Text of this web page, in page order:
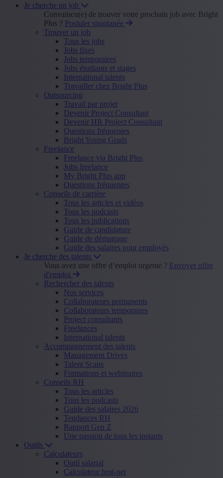
Je cherche un job
Convaincu(e) de trouver votre prochain job avec Bright
Plus ? Postuler spontanée
Trouver un job
Tous les jobs
Jobs fixes
Jobs temporaires
Jobs étudiants et stages
International talents
Travailler chez Bright Plus
Outsourcing
Travail par projet
Devenir Project Consultant
Devenir HR Project Consultant
Questions fréquentes
Bright Young Grads
Freelance
Freelance via Bright Plus
Jobs freelance
My Bright Plus app
Questions fréquentes
Conseils de carrière
Tous les articles et vidéos
Tous les podcasts
Tous les publications
Guide de candidature
Guide de démarrage
Guide des salaires pour employés
Je cherche des talents
Vous avez une offre d’emploi urgente ? Envoyer offre
d'emploi
Rechercher des talents
Nos services
Collaborateurs permanents
Collaborateurs temporaires
Project consultants
Freelances
International talents
Accompagnement des talents
Management Drives
Talent Scans
Formations et webinaires
Conseils RH
Tous les articles
Tous les podcasts
Guide des salaires 2026
Tendances RH
Rapport Gen Z
Une passion de tous les instants
Outils
Calculateurs
Outil salarial
Calculateur brut-net